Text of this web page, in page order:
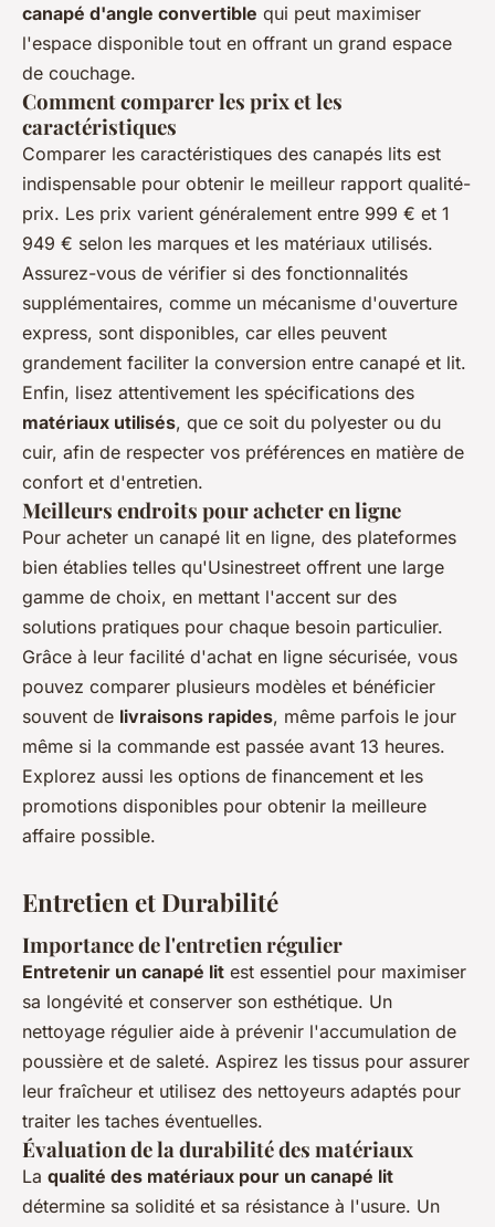
canapé d'angle convertible qui peut maximiser
l'espace disponible tout en offrant un grand espace
de couchage.
Comment comparer les prix et les
caractéristiques
Comparer les caractéristiques des canapés lits est
indispensable pour obtenir le meilleur rapport qualité-
prix. Les prix varient généralement entre 999 € et 1
949 € selon les marques et les matériaux utilisés.
Assurez-vous de vérifier si des fonctionnalités
supplémentaires, comme un mécanisme d'ouverture
express, sont disponibles, car elles peuvent
grandement faciliter la conversion entre canapé et lit.
Enfin, lisez attentivement les spécifications des
matériaux utilisés, que ce soit du polyester ou du
cuir, afin de respecter vos préférences en matière de
confort et d'entretien.
Meilleurs endroits pour acheter en ligne
Pour acheter un canapé lit en ligne, des plateformes
bien établies telles qu'Usinestreet offrent une large
gamme de choix, en mettant l'accent sur des
solutions pratiques pour chaque besoin particulier.
Grâce à leur facilité d'achat en ligne sécurisée, vous
pouvez comparer plusieurs modèles et bénéficier
souvent de livraisons rapides, même parfois le jour
même si la commande est passée avant 13 heures.
Explorez aussi les options de financement et les
promotions disponibles pour obtenir la meilleure
affaire possible.
Entretien et Durabilité
Importance de l'entretien régulier
Entretenir un canapé lit est essentiel pour maximiser
sa longévité et conserver son esthétique. Un
nettoyage régulier aide à prévenir l'accumulation de
poussière et de saleté. Aspirez les tissus pour assurer
leur fraîcheur et utilisez des nettoyeurs adaptés pour
traiter les taches éventuelles.
Évaluation de la durabilité des matériaux
La qualité des matériaux pour un canapé lit
détermine sa solidité et sa résistance à l'usure. Un